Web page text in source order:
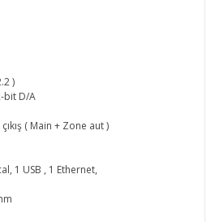
)
bit D/A
( Main + Zone aut )
1 USB , 1 Ethernet,